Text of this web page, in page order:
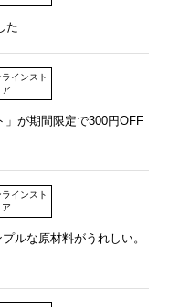
た
インスト
ア
」が期間限定で300円OFF
インスト
ア
ルな原材料がうれしい。